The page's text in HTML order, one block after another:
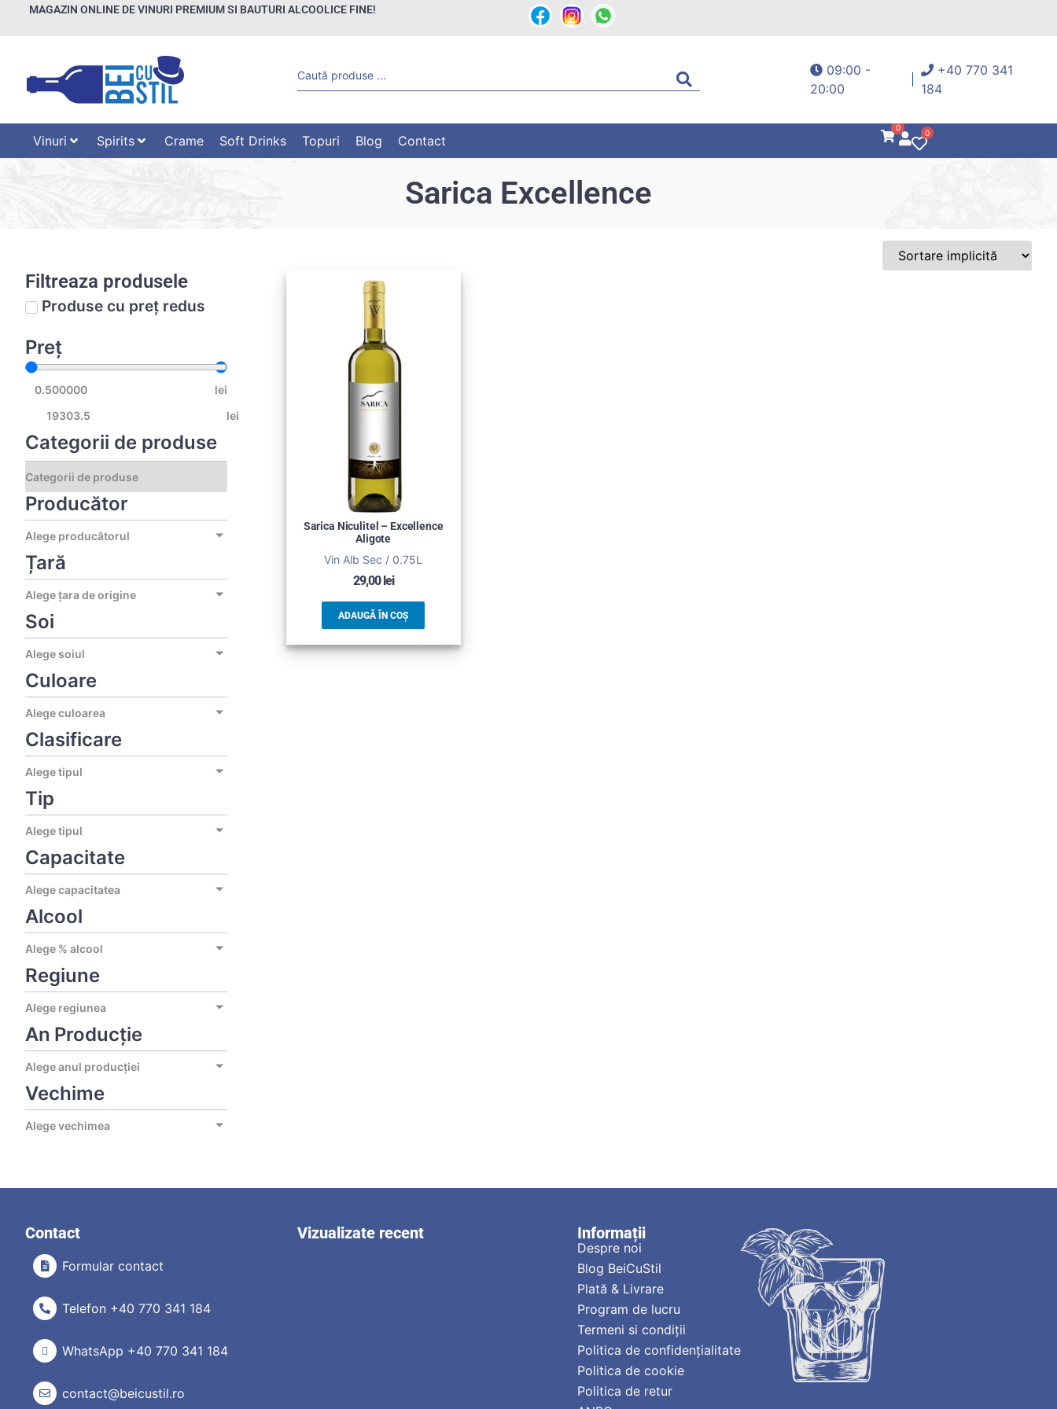
MAGAZIN ONLINE DE VINURI PREMIUM SI BAUTURI ALCOOLICE FINE!
09:00 -
20:00
+40 770 341
184
Vinuri Spirits Crame Soft Drinks Topuri Blog Contact
0
0
Sarica Excellence
Filtreaza produsele
Produse cu preț redus
Preț
lei
lei
Categorii de produse
Producător
Alege producătorul
Țară
Alege țara de origine
Soi
Alege soiul
Culoare
Alege culoarea
Clasificare
Alege tipul
Tip
Alege tipul
Capacitate
Alege capacitatea
Alcool
Alege % alcool
Regiune
Alege regiunea
An Producție
Alege anul producției
Vechime
Alege vechimea
Sarica Niculitel – Excellence
Aligote
Vin Alb Sec / 0.75L
29,00lei
ADAUGĂ ÎN COȘ
Contact
Formular contact
Telefon +40 770 341 184
WhatsApp +40 770 341 184
contact@beicustil.ro
Vizualizate recent Informații
Despre noi
Blog BeiCuStil
Plată & Livrare
Program de lucru
Termeni si condiții
Politica de confidențialitate
Politica de cookie
Politica de retur